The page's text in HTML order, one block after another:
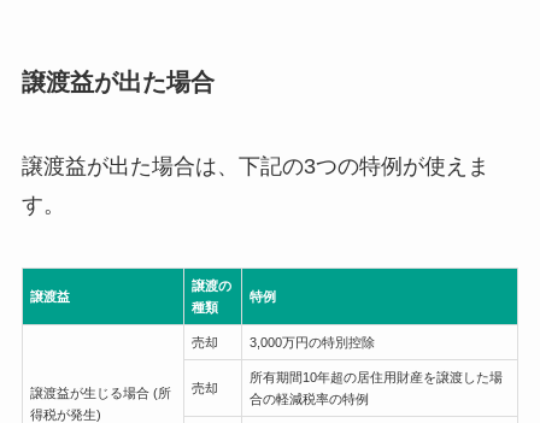
譲渡益が出た場合
譲渡益が出た場合は、下記の3つの特例が使えま
す。
譲渡益
譲渡の
種類
特例
譲渡益が生じる場合 (所
得税が発生)
売却 3,000万円の特別控除
売却
所有期間10年超の居住用財産を譲渡した場
合の軽減税率の特例